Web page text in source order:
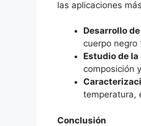
las aplicaciones
Desarrollo
cuerpo
Estudio de
composición
temperatura,
Conclusión